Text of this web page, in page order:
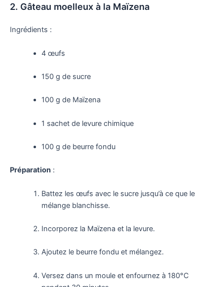
2. Gâteau moelleux à la Maïzena
Ingrédients :
4 œufs
150 g de sucre
100 g de Maïzena
1 sachet de levure chimique
100 g de beurre fondu
Préparation :
Battez les œufs avec le sucre jusqu’à ce que le
mélange blanchisse.
Incorporez la Maïzena et la levure.
Ajoutez le beurre fondu et mélangez.
Versez dans un moule et enfournez à 180°C